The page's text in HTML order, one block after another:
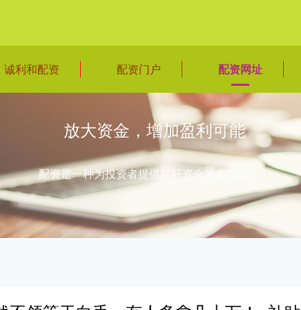
诚利和配资 配资门户 配资网址
放大资金，增加盈利可能
配资是一种为投资者提供杠杆资金的金融服务！